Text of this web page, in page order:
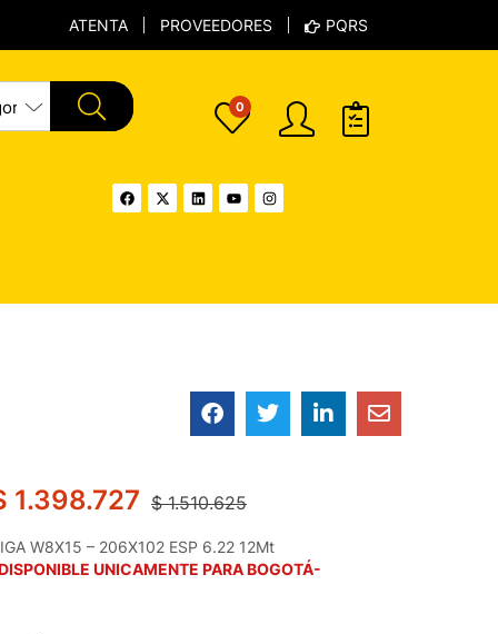
ATENTA PROVEEDORES PQRS
0
1.398.727 $1.510.625
W8X15 – 206X102 ESP 6.22 12Mt
UNICAMENTE PARA BOGOTÁ-